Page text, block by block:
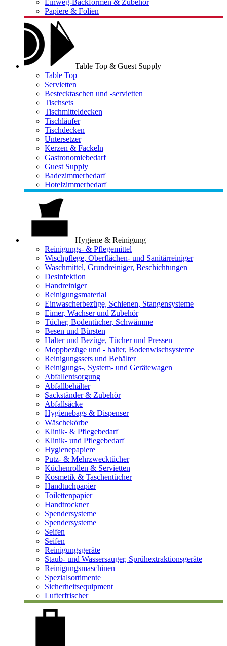
Einweg-Backformen & Zubehör
Papiere & Folien
Table Top & Guest Supply
Table Top
Servietten
Bestecktaschen und -servietten
Tischsets
Tischmitteldecken
Tischläufer
Tischdecken
Untersetzer
Kerzen & Fackeln
Gastronomiebedarf
Guest Supply
Badezimmerbedarf
Hotelzimmerbedarf
Hygiene & Reinigung
Reinigungs- & Pflegemittel
Wischpflege, Oberflächen- und Sanitärreiniger
Waschmittel, Grundreiniger, Beschichtungen
Desinfektion
Handreiniger
Reinigungsmaterial
Einwascherbezüge, Schienen, Stangensysteme
Eimer, Wachser und Zubehör
Tücher, Bodentücher, Schwämme
Besen und Bürsten
Halter und Bezüge, Tücher und Pressen
Moppbezüge und - halter, Bodenwischsysteme
Reinigungssets und Behälter
Reinigungs-, System- und Gerätewagen
Abfallentsorgung
Abfallbehälter
Sackständer & Zubehör
Abfallsäcke
Hygienebags & Dispenser
Wäschekörbe
Klinik- & Pflegebedarf
Klinik- und Pflegebedarf
Hygienepapiere
Putz- & Mehrzwecktücher
Küchenrollen & Servietten
Kosmetik & Taschentücher
Handtuchpapier
Toilettenpapier
Handtrockner
Spendersysteme
Spendersysteme
Seifen
Seifen
Reinigungsgeräte
Staub- und Wassersauger, Sprühextraktionsgeräte
Reinigungsmaschinen
Spezialsortimente
Sicherheitsequipment
Lufterfrischer